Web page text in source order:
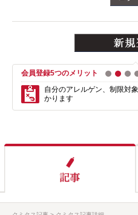
会員登録5つのメリット 1 2
自分のアレルゲン、制限対
かります